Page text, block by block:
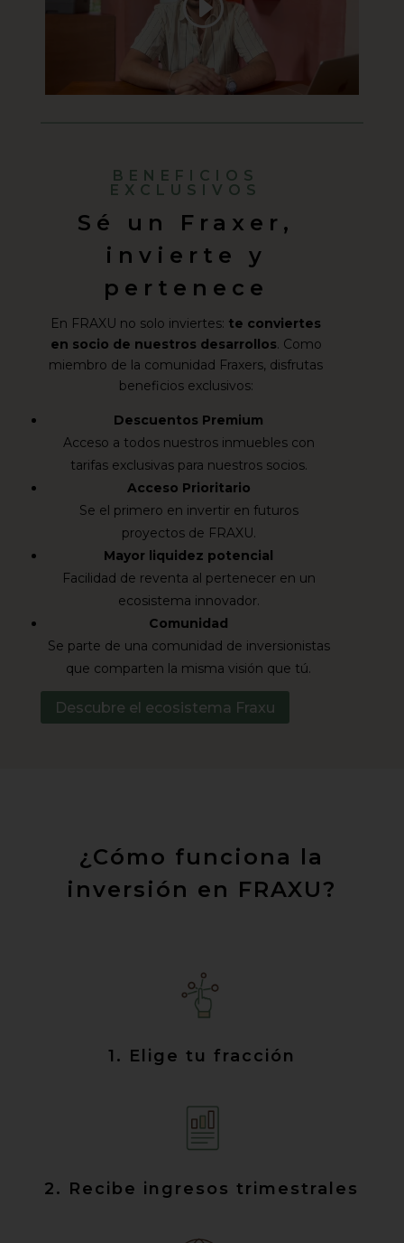
BENEFICIOS
EXCLUSIVOS
Sé un Fraxer,
invierte y
pertenece
En FRAXU no solo inviertes: te conviertes
en socio de nuestros desarrollos. Como
miembro de la comunidad Fraxers, disfrutas
beneficios exclusivos:
Descuentos Premium
Acceso a todos nuestros inmuebles con
tarifas exclusivas para nuestros socios.
Acceso Prioritario
Se el primero en invertir en futuros
proyectos de FRAXU.
Mayor liquidez potencial
Facilidad de reventa al pertenecer en un
ecosistema innovador.
Comunidad
Se parte de una comunidad de inversionistas
que comparten la misma visión que tú.
Descubre el ecosistema Fraxu
¿Cómo funciona la
inversión en FRAXU?
1. Elige tu fracción
2. Recibe ingresos trimestrales